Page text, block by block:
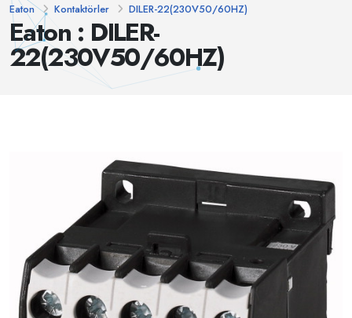
Eaton : DILER-
22(230V50/60HZ)
Eaton Kontaktörler DILER-22(230V50/60HZ)